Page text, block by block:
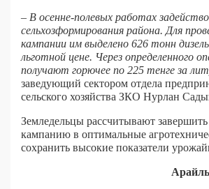
– В осенне-полевых работах
сельхозформирования района. Для
кампании им выделено 626 тонн
льготной цене. Через определенного
получают горючее по 225 тенге за
заведующий сектором отдела
сельского хозяйства ЗКО Нурлан
Земледельцы рассчитывают
кампанию в оптимальные
сохранить высокие показатели